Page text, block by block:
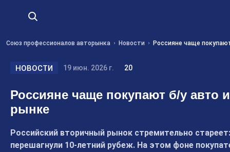
Союз профессионалов авторынка Новости Россияне чаще
НОВОСТИ 19 июн. 2026 г. 20
Россияне чаще покупают б/у авто
рынке
Российский вторичный рынок стремительно
перешагнули 10-летний рубеж. На этом фоне